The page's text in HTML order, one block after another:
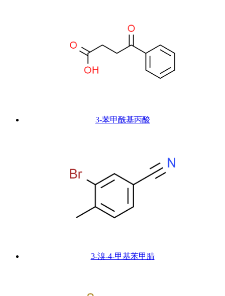
3-苯甲酰基丙酸
3-溴-4-甲基苯甲腈